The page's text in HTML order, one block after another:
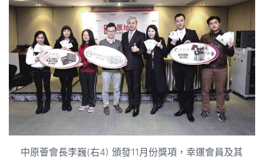
中原薈會長李巍(右4) 頒發11月份獎項，幸運會員及其